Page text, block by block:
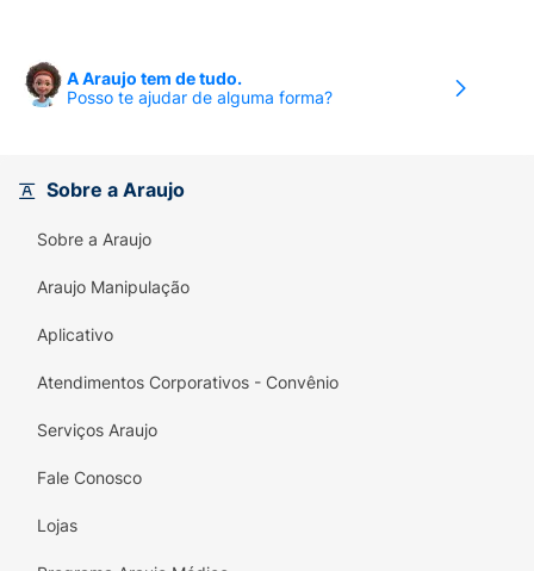
histórias e cenários usando os adesivos das
colar auxilia no refinamento da
coordenação motora fina
Uma excelente opção de presente que
garante horas de entretenimento saudável e
lúdico, longe das telas.
Características:
Editora:Culturama.
Tema:Disney Princesa (Princess).
Conteúdo:
A Araujo tem de tudo.
Posso te ajudar de alguma forma?
Sobre a Araujo
Sobre a Araujo
Araujo Manipulação
Aplicativo
Atendimentos Corporativos - Convênio
Serviços Araujo
Fale Conosco
Lojas